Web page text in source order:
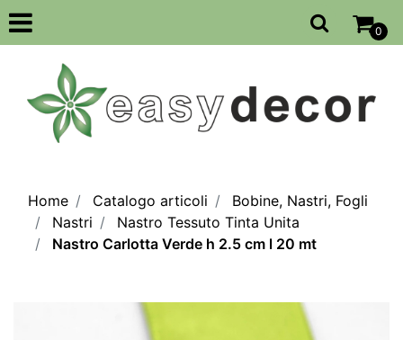
Open
0
Home Catalogo articoli
Bobine, Nastri, Fogli
Nastri
Nastro Tessuto Tinta Unita
Nastro Carlotta Verde h 2.5 cm l 20 mt